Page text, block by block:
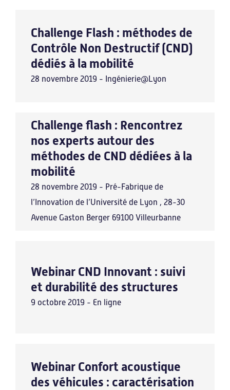
Challenge Flash : méthodes de
Contrôle Non Destructif (CND)
dédiés à la mobilité
28 novembre 2019 - Ingénierie@Lyon
Challenge flash : Rencontrez
nos experts autour des
méthodes de CND dédiées à la
mobilité
28 novembre 2019 - Pré-Fabrique de
l’Innovation de l’Université de Lyon , 28-30
Avenue Gaston Berger 69100 Villeurbanne
Webinar CND Innovant : suivi
et durabilité des structures
9 octobre 2019 - En ligne
Webinar Confort acoustique
des véhicules : caractérisation